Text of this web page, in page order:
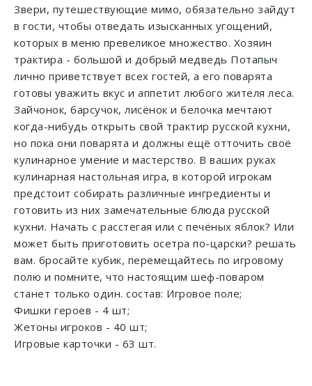
Звери, путешествующие мимо, обязательно зайдут
в гости, чтобы отведать изысканных угощений,
которых в меню превеликое множество. Хозяин
трактира - большой и добрый медведь Потапыч
лично приветствует всех гостей, а его поварята
готовы уважить вкус и аппетит любого жителя леса.
Зайчонок, барсучок, лисёнок и белочка мечтают
когда-нибудь открыть свой трактир русской кухни,
но пока они поварята и должны ещё отточить своё
кулинарное умение и мастерство. В ваших руках
кулинарная настольная игра, в которой игрокам
предстоит собирать различные ингредиенты и
готовить из них замечательные блюда русской
кухни. Начать с расстегая или с печёных яблок? Или
может быть приготовить осетра по-царски? решать
вам. бросайте кубик, перемещайтесь по игровому
полю и помните, что настоящим шеф-поваром
станет только один. состав: Игровое поле;
Фишки героев - 4 шт;
Жетоны игроков - 40 шт;
Игровые карточки - 63 шт.